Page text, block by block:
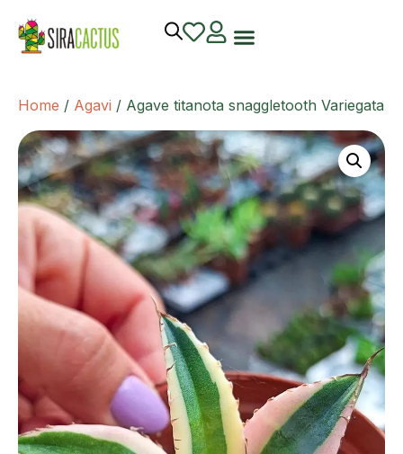
Home / Agavi / Agave titanota snaggletooth Variegata